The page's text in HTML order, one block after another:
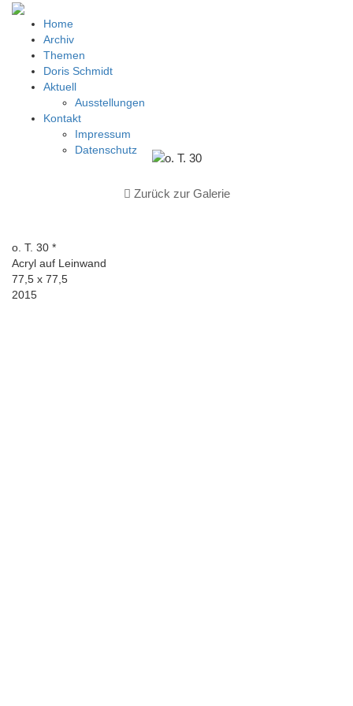
Home
Archiv
Themen
Doris Schmidt
Aktuell
Ausstellungen
Kontakt
Impressum
Datenschutz
Zurück zur Galerie
o. T. 30 *
Acryl auf Leinwand
77,5 x 77,5
2015